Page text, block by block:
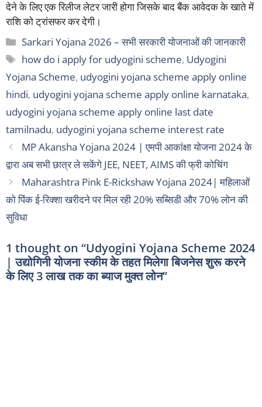
देने के लिए एक रिलीज लेटर जारी होगा जिसके बाद बैंक आवेदक के खाते में
राशि को ट्रांसफर कर देगी।
Categories
Sarkari Yojana 2026 – सभी सरकारी योजनाओं की जानकारी
Tags
how do i apply for udyogini scheme, Udyogini
Yojana Scheme, udyogini yojana scheme apply online
hindi, udyogini yojana scheme apply online karnataka,
udyogini yojana scheme apply online last date
tamilnadu, udyogini yojana scheme interest rate
MP Akansha Yojana 2024 | एमपी आकांक्षा योजना 2024 के
द्वारा अब सभी छात्र ले सकेंगे JEE, NEET, AIMS की फ्री कोचिंग
Maharashtra Pink E-Rickshaw Yojana 2024| महिलाओं
को पिंक ई-रिक्शा खरीदने पर मिल रही 20% सब्सिडी और 70% लोन की
सुविधा
1 thought on “Udyogini Yojana Scheme 2024
| उद्योगिनी योजना स्कीम के तहत मिलेगा बिजनेस शुरू करने
के लिए 3 लाख तक का ब्याज मुक्त लोन”